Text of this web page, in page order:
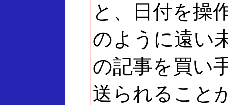
と、日付を操
のように遠い
の記事を買い
送られること